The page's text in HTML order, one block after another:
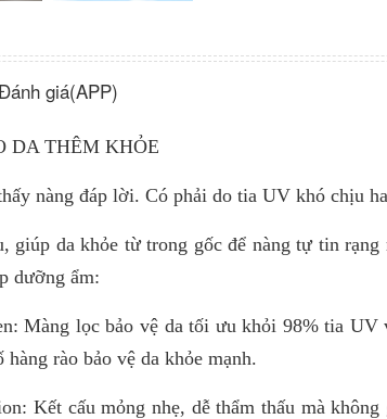
giá(APP)
DA THÊM KHỎE
nàng đáp lời. Có phải do tia UV khó chịu
giúp da khỏe từ trong gốc để nàng tự tin
dưỡng ẩm:
Màng lọc bảo vệ da tối ưu khỏi 98% tia UV
rào bảo vệ da khỏe mạnh.
Kết cấu mỏng nhẹ, dễ thẩm thấu mà